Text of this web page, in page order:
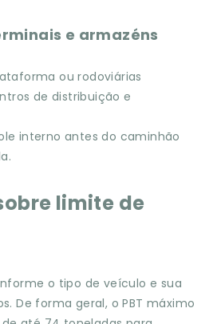
e armazéns
ou rodoviárias
de distribuição e
interno antes do caminhão
limite de
o tipo de veículo e sua
De forma geral, o PBT máximo